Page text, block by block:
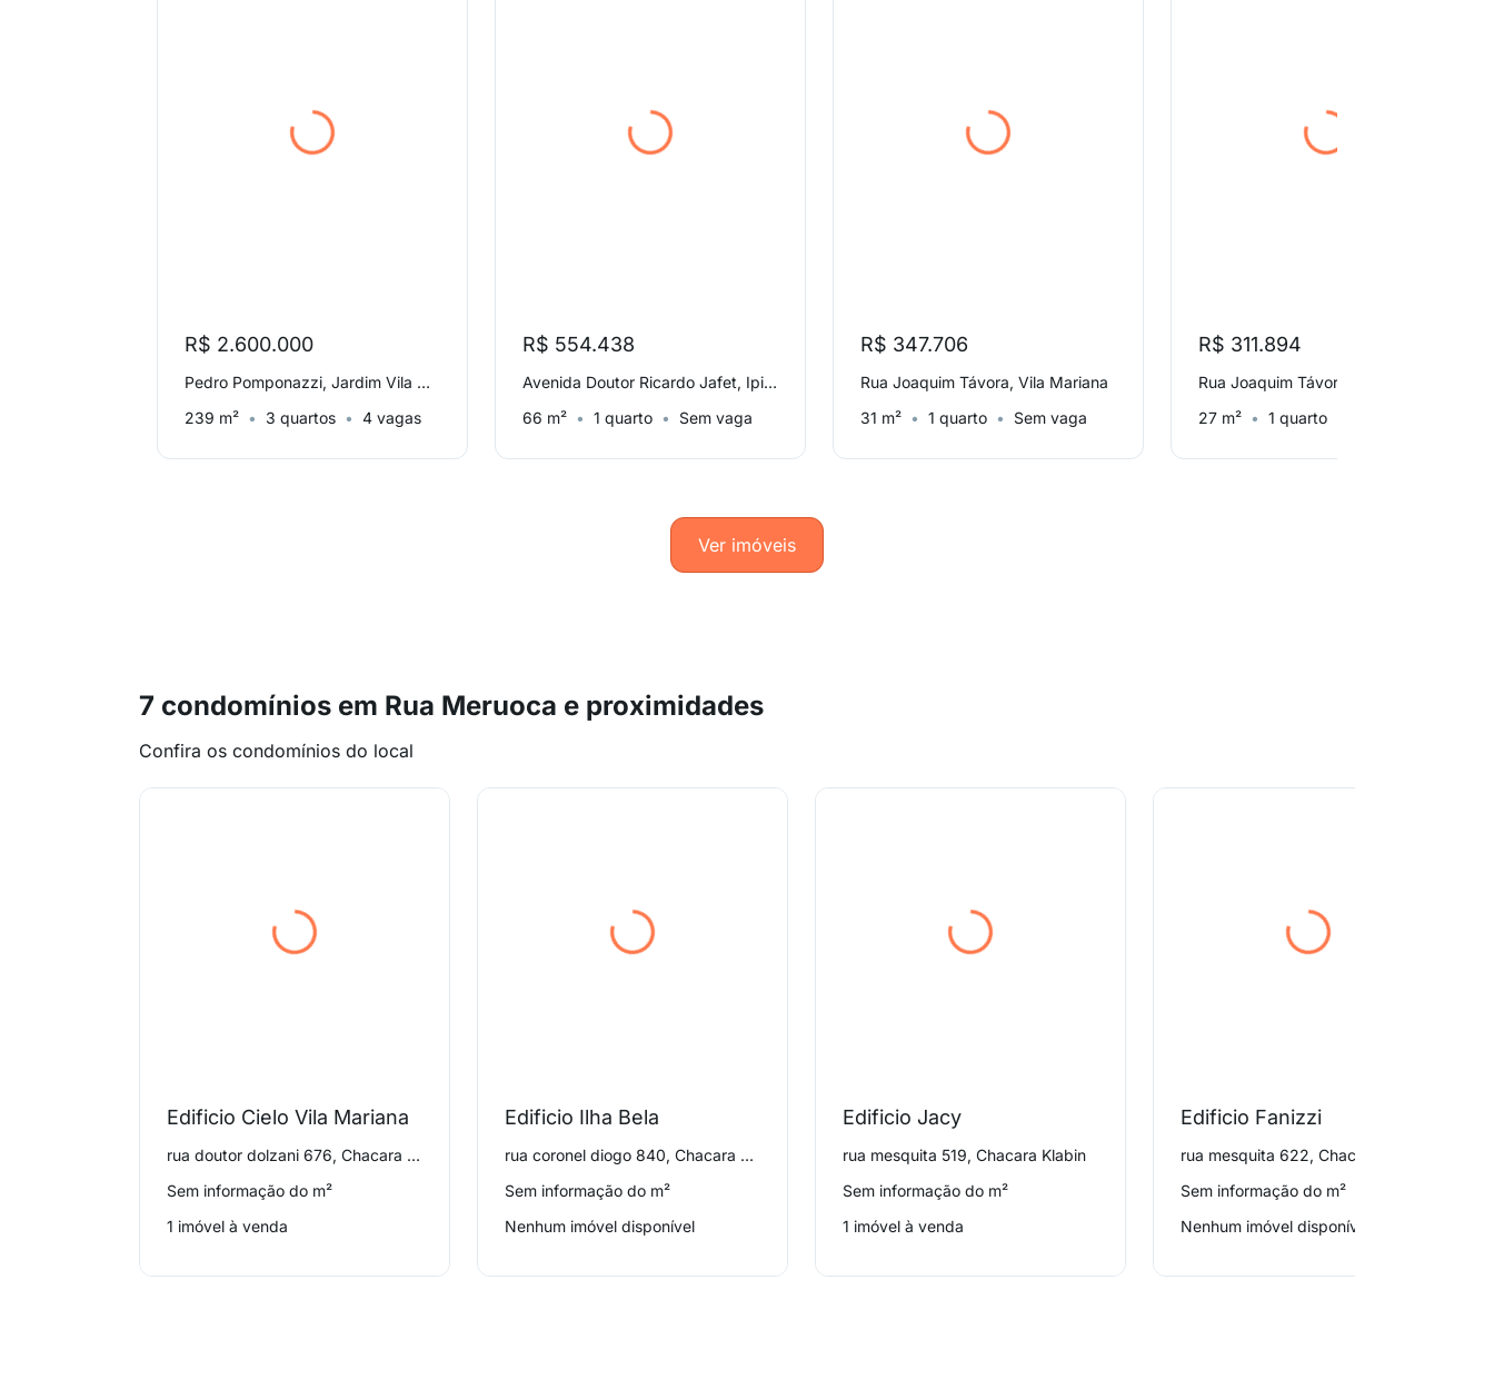
R$ 2.600.000
Pedro Pomponazzi, Jardim Vila Mariana
239 m²
3 quartos 4 vagas
R$ 554.438
Avenida Doutor Ricardo Jafet, Ipiranga
66 m²
1 quarto Sem vaga
R$ 347.706
Rua Joaquim Távora, Vila Mariana
31 m²
1 quarto Sem vaga
R$ 311.894
Rua Joaquim Távora, Vila Mariana
27 m²
1 quarto
Ver imóveis
7 condomínios em Rua Meruoca e proximidades
Confira os condomínios do local
Edificio Cielo Vila Mariana
rua doutor dolzani 676, Chacara Klabin
Sem informação do m²
1 imóvel à venda
Edificio Ilha Bela
rua coronel diogo 840, Chacara Klabin
Sem informação do m²
Nenhum imóvel disponível
Edificio Jacy
rua mesquita 519, Chacara Klabin
Sem informação do m²
1 imóvel à venda
Edificio Fanizzi
rua mesquita 622, Chacara Klabin
Sem informação do m²
Nenhum imóvel disponível